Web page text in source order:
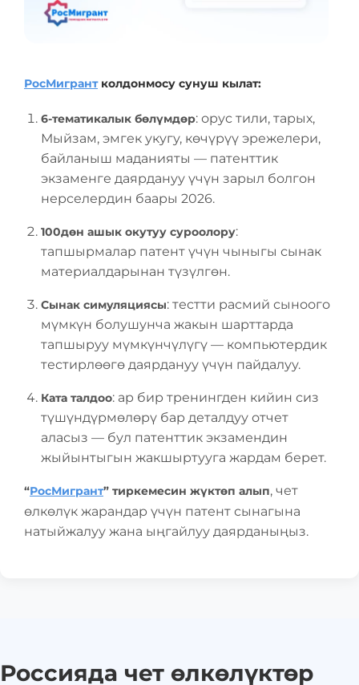
РосМигрантколдонмосу сунуш кылат:
6-тематикалык бөлүмдөр: орус тили, тарых,
Мыйзам, эмгек укугу, көчүрүү эрежелери,
байланыш маданияты — патенттик
экзаменге даярдануу үчүн зарыл болгон
нерселердин баары 2026.
100дөн ашык окутуу суроолору:
тапшырмалар патент үчүн чыныгы сынак
материалдарынан түзүлгөн.
Сынак симуляциясы: тестти расмий сыноого
мүмкүн болушунча жакын шарттарда
тапшыруу мүмкүнчүлүгү — компьютердик
тестирлөөгө даярдануу үчүн пайдалуу.
Ката талдоо: ар бир тренингден кийин сиз
түшүндүрмөлөрү бар деталдуу отчет
аласыз — бул патенттик экзамендин
жыйынтыгын жакшыртууга жардам берет.
“РосМигрант” тиркемесин жүктөп алып, чет
өлкөлүк жарандар үчүн патент сынагына
натыйжалуу жана ыңгайлуу даярданыңыз.
Россияда чет өлкөлүктөр